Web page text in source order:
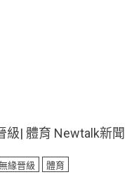
級| 體育 Newtalk新聞
緣晉級 體育